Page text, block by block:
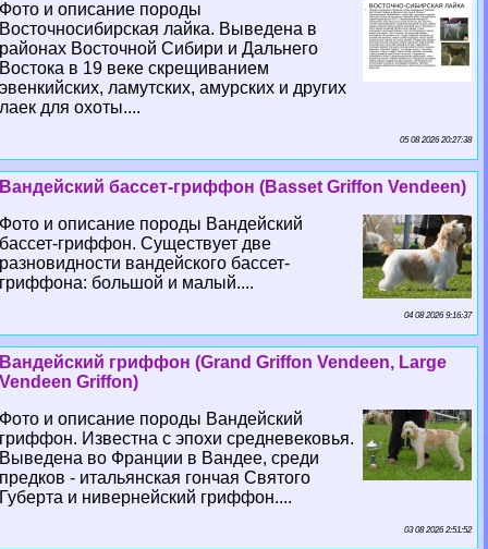
Фото и описание породы
Восточносибирская лайка. Выведена в
районах Восточной Сибири и Дальнего
Востока в 19 веке скрещиванием
эвенкийских, ламутских, амурских и других
лаек для охоты....
05 08 2026 20:27:38
Вандейский бассет-гриффон (Basset Griffon Vendeen)
Фото и описание породы Вандейский
бассет-гриффон. Существует две
разновидности вандейского бассет-
гриффона: большой и малый....
04 08 2026 9:16:37
Вандейский гриффон (Grand Griffon Vendeen, Large
Vendeen Griffon)
Фото и описание породы Вандейский
гриффон. Известна с эпохи средневековья.
Выведена во Франции в Вандее, среди
предков - итальянская гончая Святого
Губерта и нивернейский гриффон....
03 08 2026 2:51:52